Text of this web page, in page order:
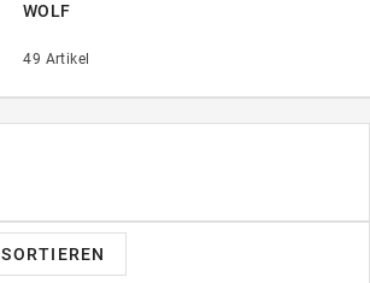
WOLF
49 Artikel
SORTIEREN